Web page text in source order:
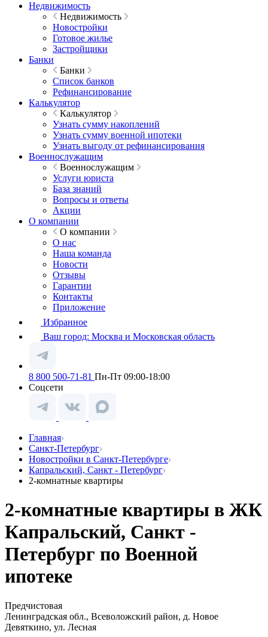
Недвижимость
Недвижимость
Новостройки
Готовое жилье
Застройщики
Банки
Банки
Список банков
Рефинансирование
Калькулятор
Калькулятор
Узнать сумму накоплений
Узнать сумму военной ипотеки
Узнать выгоду от рефинансирования
Военнослужащим
Военнослужащим
Услуги юриста
База знаний
Вопросы и ответы
Акции
О компании
О компании
О нас
Наша команда
Новости
Отзывы
Гарантии
Контакты
Приложение
Избранное
Ваш город: Москва и Московская область
8 800 500-71-81 Пн-Пт 09:00-18:00
Соцсети
Главная
Санкт-Петербург
Новостройки в Санкт-Петербурге
Капральский, Санкт - Петербург
2-комнатные квартиры
2-комнатные квартиры в ЖК
Капральский, Санкт -
Петербург по Военной
ипотеке
Предчистовая
Ленинградская обл., Всеволожский район, д. Новое
Девяткино, ул. Лесная